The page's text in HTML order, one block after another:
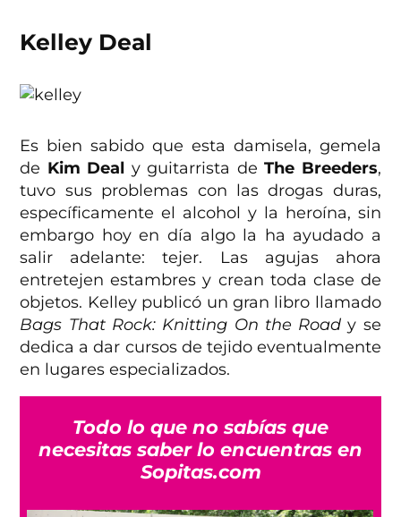
Kelley Deal
Es bien sabido que esta damisela, gemela
de Kim Deal y guitarrista de The Breeders,
tuvo sus problemas con las drogas duras,
específicamente el alcohol y la heroína, sin
embargo hoy en día algo la ha ayudado a
salir adelante: tejer. Las agujas ahora
entretejen estambres y crean toda clase de
objetos. Kelley publicó un gran libro llamado
Bags That Rock: Knitting On the Road y se
dedica a dar cursos de tejido eventualmente
en lugares especializados.
Todo lo que no sabías que
necesitas saber lo encuentras en
Sopitas.com